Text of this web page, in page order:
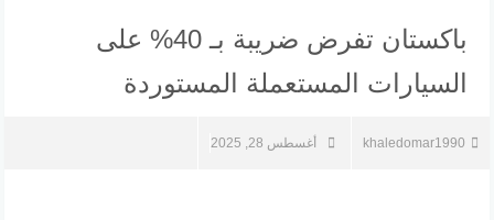
باكستان تفرض ضريبة بـ 40% على
السيارات المستعملة المستوردة
khaledomar1990 أغسطس 28, 2025